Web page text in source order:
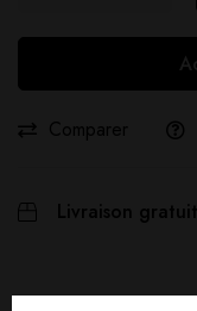
Comparer
Livraison